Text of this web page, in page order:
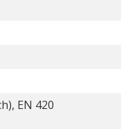
EN 420